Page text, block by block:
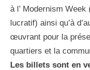
à l’ Modernism
lucratif) ainsi qu’à
œuvrant pour la
quartiers et la
Les billets sont en